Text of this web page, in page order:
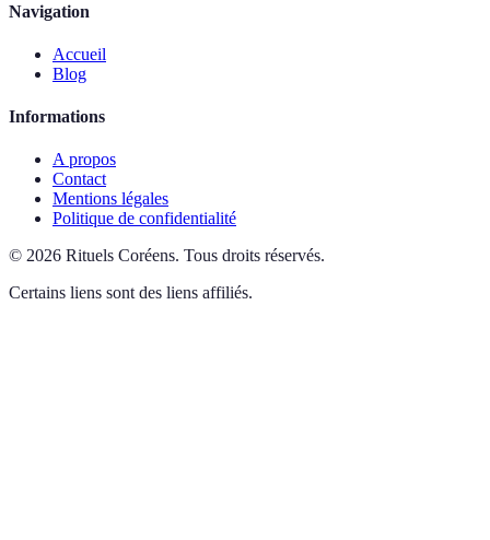
Navigation
Accueil
Blog
Informations
A propos
Contact
Mentions légales
Politique de confidentialité
© 2026 Rituels Coréens. Tous droits réservés.
Certains liens sont des liens affiliés.